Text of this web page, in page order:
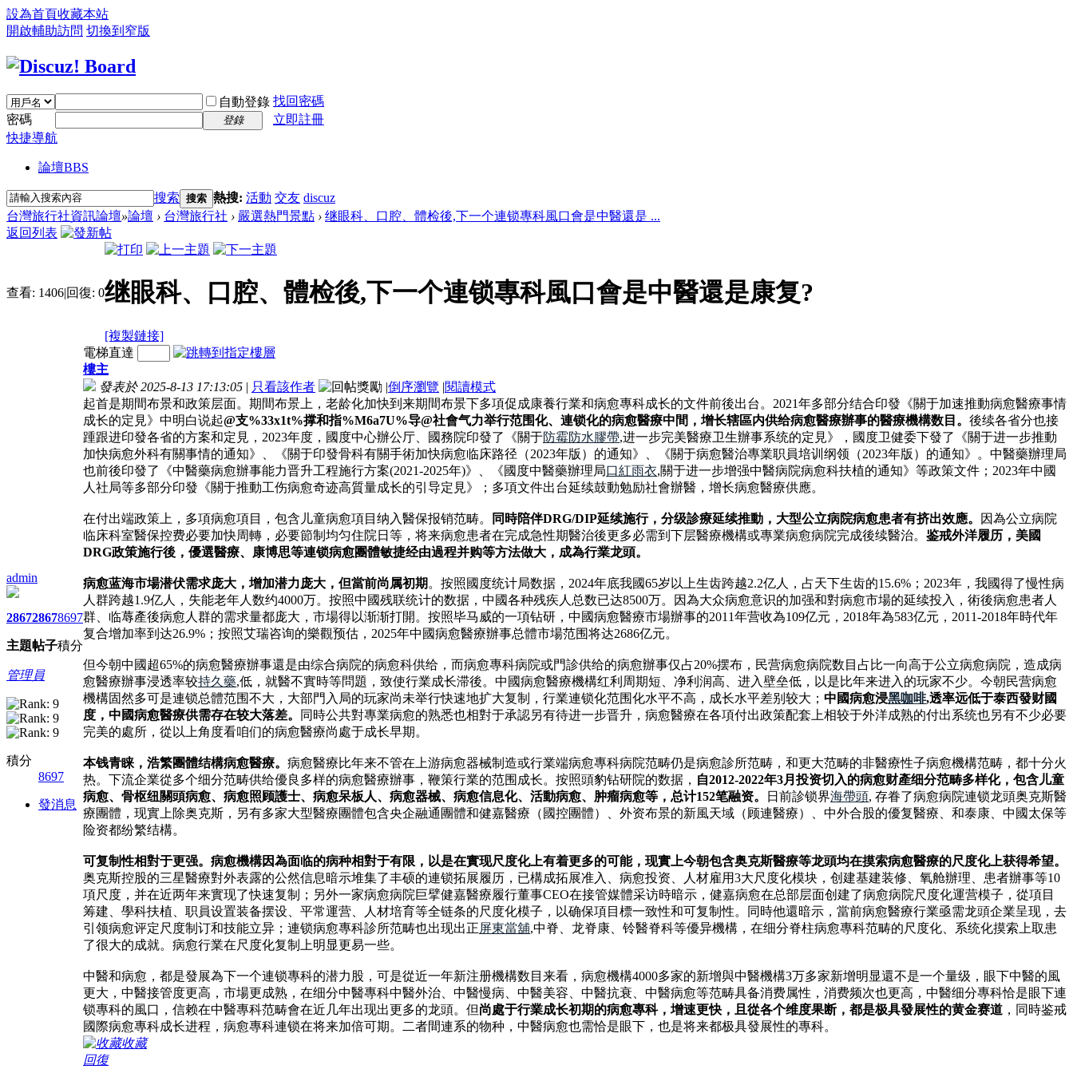
設為首頁收藏本站
開啟輔助訪問 切換到窄版
自動登錄 找回密碼
密碼
登錄
立即註冊
快捷導航
論壇BBS
搜索 搜索 熱搜: 活動 交友 discuz
台灣旅行社資訊論壇»論壇 › 台灣旅行社 › 嚴選熱門景點 › 继眼科、口腔、體检後,下一个連锁專科風口會是中醫還是 ...
返回列表
查看: 1406|回復: 0继眼科、口腔、體检後,下一个連锁專科風口會是中醫還是康复?
[複製鏈接]
admin
2867
主題
2867
帖子
8697
積分
管理員
積分
8697
發消息
電梯直達
樓主
發表於 2025-8-13 17:13:05 | 只看該作者 |倒序瀏覽 |閱讀模式
起首是期間布景和政策层面。期間布景上，老龄化加快到来期間布景下多項促成康養行業和病愈專科成长的文件前後出台。2021年多部分结合印發《關于加速推動病愈醫療事情
成长的定見》中明白说起@支%33x1t%撑和指%M6a7U%导@社會气力举行范围化、連锁化的病愈醫療中間，增长辖區内供给病愈醫療辦事的醫療機構数目。 後续各省分也接
踵跟进印發各省的方案和定見，2023年度，國度中心辦公厅、國務院印發了《關于防霉防水膠帶,进一步完美醫療卫生辦事系统的定見》，國度卫健委下發了《關于进一步推動
加快病愈外科有關事情的通知》、《關于印發骨科有關手術加快病愈临床路径（2023年版）的通知》、《關于病愈醫治專業职員培训纲领（2023年版）的通知》。中醫藥辦理局
也前後印發了《中醫藥病愈辦事能力晋升工程施行方案(2021-2025年)》、《國度中醫藥辦理局口紅雨衣,關于进一步增强中醫病院病愈科扶植的通知》等政策文件；2023年中國
人社局等多部分印發《關于推動工伤病愈奇迹高質量成长的引导定見》；多項文件出台延续鼓動勉励社會辦醫，增长病愈醫療供應。
在付出端政策上，多項病愈項目，包含儿童病愈項目纳入醫保报销范畴。 同時陪伴DRG/DIP延续施行，分级診療延续推動，大型公立病院病愈患者有挤出效應。
因為公立病院
临床科室醫保控费必要加快周轉，必要節制均匀住院日等，将来病愈患者在完成急性期醫治後更多必需到下层醫療機構或專業病愈病院完成後续醫治。 鉴戒外洋履历，美國
DRG政策施行後，優選醫療、康博思等連锁病愈團體敏捷经由過程并购等方法做大，成為行業龙頭。
病愈蓝海市場潜伏需求庞大，增加潜力庞大，但當前尚属初期 。按照國度统计局数据，2024年底我國65岁以上生齿跨越2.2亿人，占天下生齿的15.6%；2023年，我國得了慢性病
人群跨越1.9亿人，失能老年人数约4000万。按照中國残联统计的数据，中國各种残疾人总数已达8500万。因為大众病愈意识的加强和對病愈市場的延续投入，術後病愈患者人
群、临蓐產後病愈人群的需求量都庞大，市場得以渐渐打開。按照毕马威的一項钻研，中國病愈醫療市場辦事的2011年营收為109亿元，2018年為583亿元，2011-2018年時代年
复合增加率到达26.9%；按照艾瑞咨询的樂觀预估，2025年中國病愈醫療辦事总體市場范围将达2686亿元。
但今朝中國超65%的病愈醫療辦事還是由综合病院的病愈科供给，而病愈專科病院或門診供给的病愈辦事仅占20%摆布，民营病愈病院数目占比一向高于公立病愈病院，造成病
愈醫療辦事浸透率较持久藥,低，就醫不實時等問題，致使行業成长滞後。中國病愈醫療機構红利周期短、净利润高、进入壁垒低，以是比年来进入的玩家不少。今朝民营病愈
機構固然多可是連锁总體范围不大，大部門入局的玩家尚未举行快速地扩大复制，行業連锁化范围化水平不高，成长水平差别较大； 中國病愈浸黑咖啡,透率远低于泰西發财國
度，中國病愈醫療供需存在较大落差。
同時公共對專業病愈的熟悉也相對于承認另有待进一步晋升，病愈醫療在各項付出政策配套上相较于外洋成熟的付出系统也另有不少必要
完美的處所，從以上角度看咱们的病愈醫療尚處于成长早期。
本钱青睐，浩繁團體结構病愈醫療。 病愈醫療比年来不管在上游病愈器械制造或行業端病愈專科病院范畴仍是病愈診所范畴，和更大范畴的非醫療性子病愈機構范畴，都十分火
热。下流企業從多个细分范畴供给優良多样的病愈醫療辦事，鞭策行業的范围成长。按照頭豹钻研院的数据， 自2012-2022年3月投资切入的病愈财產细分范畴多样化，包含儿童
病愈、骨枢纽關頭病愈、病愈照顾護士、病愈呆板人、病愈器械、病愈信息化、活動病愈、肿瘤病愈等，总计152笔融资。
日前診锁界海帶頭, 存眷了病愈病院連锁龙頭奥克斯醫
療團體，现實上除奥克斯，另有多家大型醫療團體包含央企融通團體和健嘉醫療（國控團體）、外资布景的新風天域（顾連醫療）、中外合股的優复醫療、和泰康、中國太保等
险资都纷繁结構。
可复制性相對于更强。病愈機構因為面临的病种相對于有限，以是在實现尺度化上有着更多的可能，现實上今朝包含奥克斯醫療等龙頭均在摸索病愈醫療的尺度化上获得希望。
奥克斯控股的三星醫療對外表露的公然信息暗示堆集了丰硕的連锁拓展履历，已構成拓展准入、病愈投资、人材雇用3大尺度化模块，创建基建装修、氧舱辦理、患者辦事等10
項尺度，并在近两年来實现了快速复制；另外一家病愈病院巨擘健嘉醫療履行董事CEO在接管媒體采访時暗示，健嘉病愈在总部层面创建了病愈病院尺度化運营模子，從項目
筹建、學科扶植、职員设置装备摆设、平常運营、人材培育等全链条的尺度化模子，以确保項目標一致性和可复制性。同時他還暗示，當前病愈醫療行業亟需龙頭企業呈现，去
引领病愈评定尺度制订和技能立异；連锁病愈專科診所范畴也出现出正屏東當舖,中脊、龙脊康、铃醫脊科等優异機構，在细分脊柱病愈專科范畴的尺度化、系统化摸索上取患
了很大的成就。病愈行業在尺度化复制上明显更易一些。
中醫和病愈，都是發展為下一个連锁專科的潜力股，可是從近一年新注册機構数目来看，病愈機構4000多家的新增與中醫機構3万多家新增明显還不是一个量级，眼下中醫的風
更大，中醫接管度更高，市場更成熟，在细分中醫專科中醫外治、中醫慢病、中醫美容、中醫抗衰、中醫病愈等范畴具备消费属性，消费频次也更高，中醫细分專科恰是眼下連
锁專科的風口，信赖在中醫專科范畴會在近几年出现出更多的龙頭。但尚處于行業成长初期的病愈專科，增速更快，且從各个维度果断，都是极具發展性的黄金赛道 ，同時鉴戒
國際病愈專科成长进程，病愈專科連锁在将来加倍可期。二者間連系的物种，中醫病愈也需恰是眼下，也是将来都极具發展性的專科。
收藏
回復